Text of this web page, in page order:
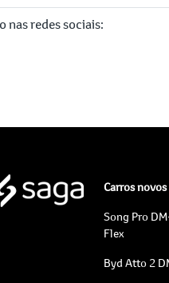
nas redes sociais:
Carros novos
Song Pro
Flex
Byd Atto 2